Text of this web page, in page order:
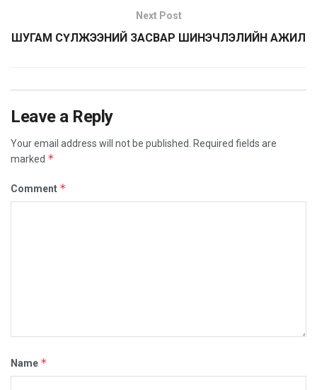
Next Post
ШУГАМ СҮЛЖЭЭНИЙ ЗАСВАР ШИНЭЧЛЭЛИЙН АЖИЛ
Leave a Reply
Your email address will not be published.
Required fields are
marked *
Comment *
Name *